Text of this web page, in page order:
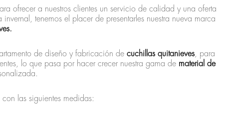
ofrecer a nuestros clientes un servicio de calidad y una oferta
tenemos el placer de presentarles nuestra nueva marca
de diseño y fabricación de cuchillas quitanieves , para
lo que pasa por hacer crecer nuestra gama de material de
, con las siguientes medidas: